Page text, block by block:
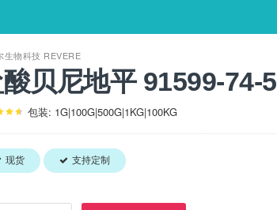
生物科技 REVERE
贝尼地平 91599-74-5
包装: 1G|100G|500G|1KG|100KG
现货 支持定制